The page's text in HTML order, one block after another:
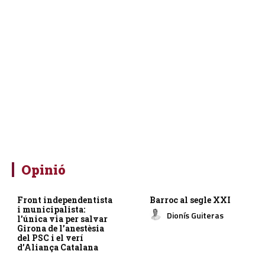
Opinió
Front independentista
i municipalista:
l’única via per salvar
Girona de l’anestèsia
del PSC i el verí
d’Aliança Catalana
Barroc al segle XXI
Dionís Guiteras